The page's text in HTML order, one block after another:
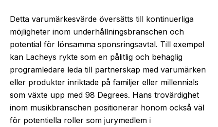
Detta varumärkesvärde översätts till kontinuerliga
möjligheter inom underhållningsbranschen och
potential för lönsamma sponsringsavtal. Till exempel
kan Lacheys rykte som en pålitlig och behaglig
programledare leda till partnerskap med varumärken
eller produkter inriktade på familjer eller millennials
som växte upp med 98 Degrees. Hans trovärdighet
inom musikbranschen positionerar honom också väl
för potentiella roller som jurymedlem i